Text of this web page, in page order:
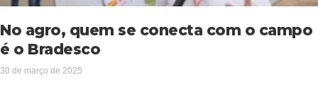
No agro, quem se conecta com o campo
é o Bradesco
30 de março de 2025